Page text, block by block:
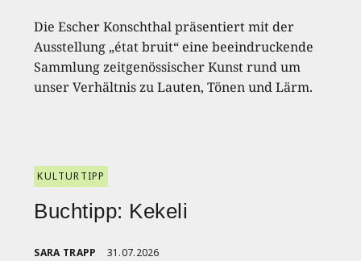
Die Escher Konschthal präsentiert mit der
Ausstellung „état bruit“ eine beeindruckende
Sammlung zeitgenössischer Kunst rund um
unser Verhältnis zu Lauten, Tönen und Lärm.
KULTURTIPP
Buchtipp: Kekeli
SARA TRAPP 31.07.2026